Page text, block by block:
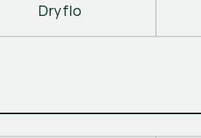
Dryflo